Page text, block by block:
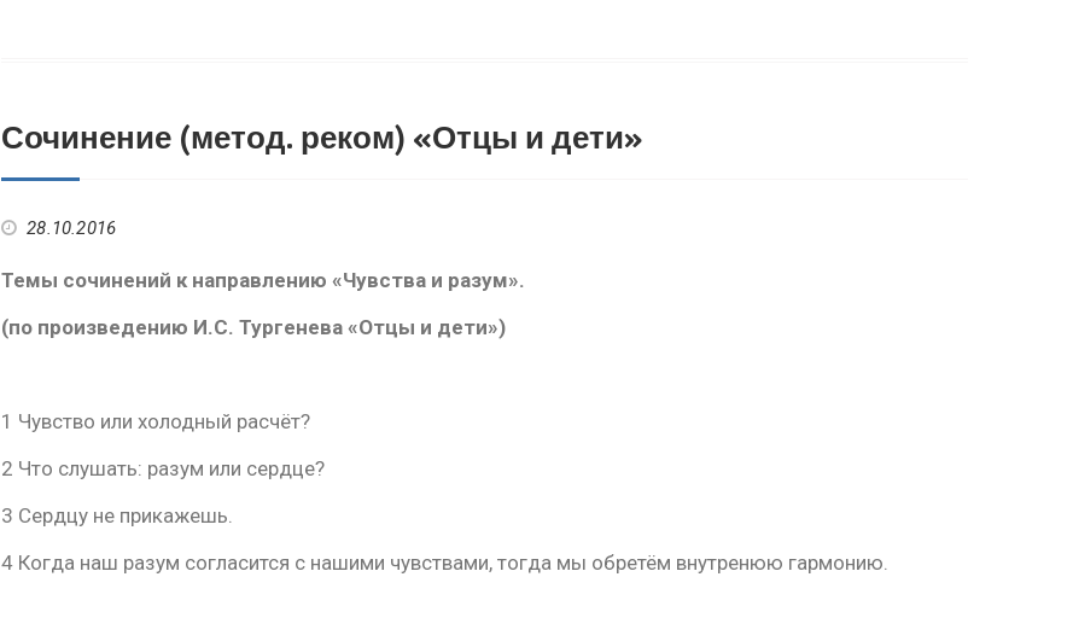
Сочинение (метод. реком) «Отцы и дети»
28.10.2016
Темы сочинений к направлению «Чувства и разум».
(по произведению И.С. Тургенева «Отцы и дети»)
1 Чувство или холодный расчёт?
2 Что слушать: разум или сердце?
3 Сердцу не прикажешь.
4 Когда наш разум согласится с нашими чувствами, тогда мы обретём внутренюю гармонию.